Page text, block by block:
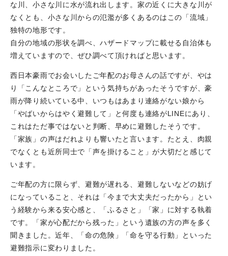
な川、小さな川に水が流れ出します。家の近くに大きな川が
なくとも、小さな川からの氾濫が多くあるのはこの「流域」
独特の地形です。
自分の地域の形状を調べ、ハザードマップに載せる自治体も
増えていますので、ぜひ調べて頂ければと思います。
西日本豪雨でお会いしたご年配のお母さんの話ですが、やは
り「こんなところで」という気持ちがあったそうですが、豪
雨が降り続いている中、いつもはあまり連絡がない娘から
「やばいからはやく避難して」と何度も連絡がLINEにあり、
これはただ事ではないと判断、早めに避難したそうです。
「家族」の声はだれよりも響いたと言います。たとえ、肉親
でなくとも近所同士で「声を掛けること」が大切だと感じて
います。
ご年配の方に限らず、避難が遅れる、避難しないなどの妨げ
になっていること、それは「今まで大丈夫だったから」とい
う経験から来る安心感と、「ふるさと」「家」に対する執着
です。「家が心配だから残った」という遺族の方の声を多く
聞きました。近年、「命の危険」「命を守る行動」といった
避難指示に変わりました。